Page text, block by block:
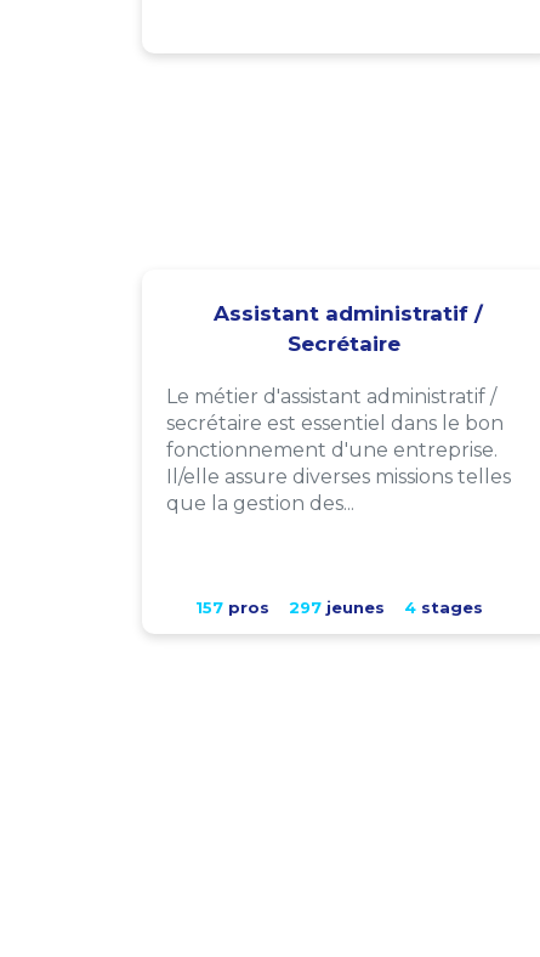
Assistant administratif /
Secrétaire
Le métier d'assistant administratif /
secrétaire est essentiel dans le bon
fonctionnement d'une entreprise.
Il/elle assure diverses missions telles
que la gestion des...
157pros 297jeunes 4stages